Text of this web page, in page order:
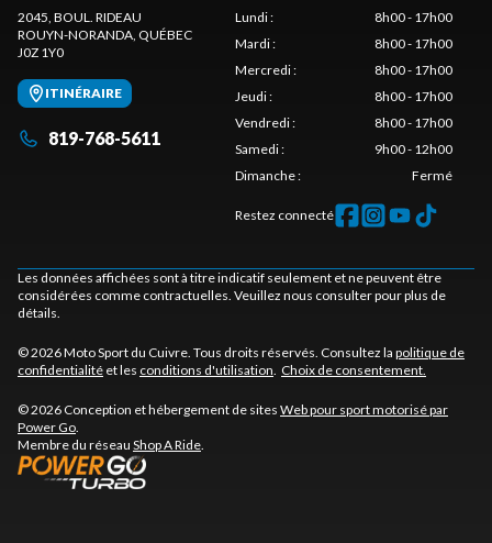
2045, BOUL. RIDEAU
ROUYN-NORANDA, QUÉBEC
J0Z 1Y0
ITINÉRAIRE
819-768-5611
Lundi:
8h00 - 17h00
Mardi:
8h00 - 17h00
Mercredi:
8h00 - 17h00
Jeudi:
8h00 - 17h00
Vendredi:
8h00 - 17h00
Samedi:
9h00 - 12h00
Dimanche: Fermé
Restez connecté
Les données affichées sont à titre indicatif seulement et ne peuvent être
considérées comme contractuelles. Veuillez nous consulter pour plus de
détails.
© 2026 Moto Sport du Cuivre. Tous droits réservés. Consultez la politique de
confidentialité et les conditions d'utilisation. Choix de consentement.
© 2026 Conception et hébergement de sites Web pour sport motorisé par
Power Go.
Membre du réseau Shop A Ride.